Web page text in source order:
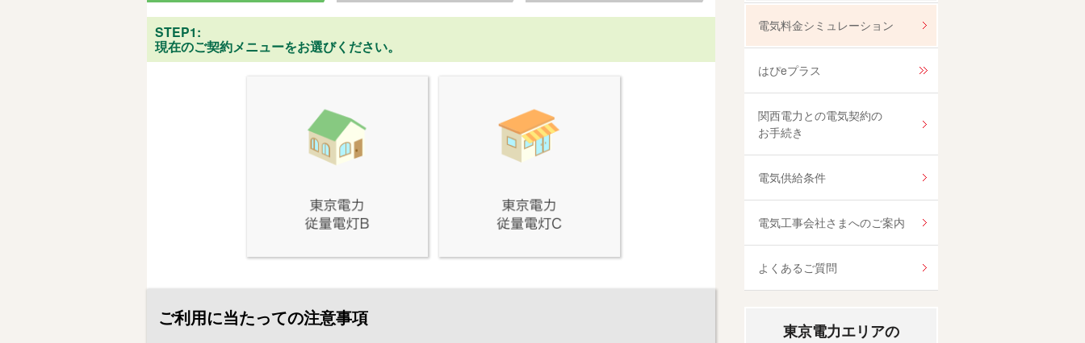
STEP1:
現在のご契約メニューをお選びください。
ご利用に当たっての注意事項
電気料金シミュレーション
はぴeプラス
関西電力との電気契約の
お手続き
電気供給条件
電気工事会社さまへのご案内
よくあるご質問
東京電力エリアの